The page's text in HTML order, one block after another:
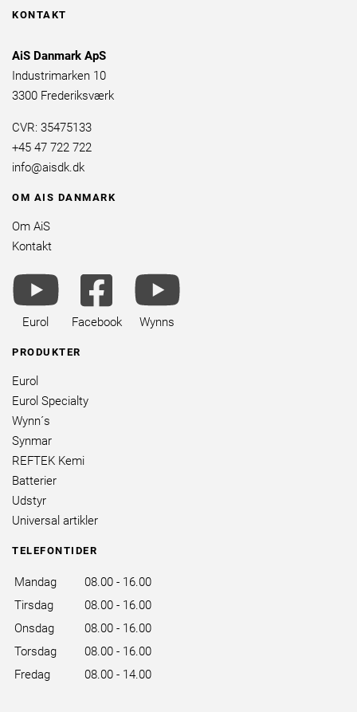
KONTAKT
AiS Danmark ApS
Industrimarken 10
3300 Frederiksværk
CVR: 35475133
+45 47 722 722
info@aisdk.dk
OM AIS DANMARK
Om AiS
Kontakt
youtube
brands
Eurol
facebook
square
brands
Facebook
Wynns
PRODUKTER
Eurol
Eurol Specialty
Wynn´s
Synmar
REFTEK Kemi
Batterier
Udstyr
Universal artikler
TELEFONTIDER
Mandag
08.00 - 16.00
Tirsdag
08.00 - 16.00
Onsdag
08.00 - 16.00
Torsdag
08.00 - 16.00
Fredag
08.00 - 14.00